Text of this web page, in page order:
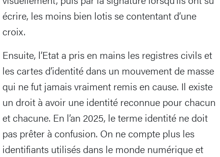
écrire, les moins bien lotis se contentant d’une
croix.
Ensuite, l’Etat a pris en mains les registres civils et
les cartes d’identité dans un mouvement de masse
qui ne fut jamais vraiment remis en cause. Il existe
un droit à avoir une identité reconnue pour chacun
et chacune. En l’an 2025, le terme identité ne doit
pas prêter à confusion. On ne compte plus les
identifiants utilisés dans le monde numérique et